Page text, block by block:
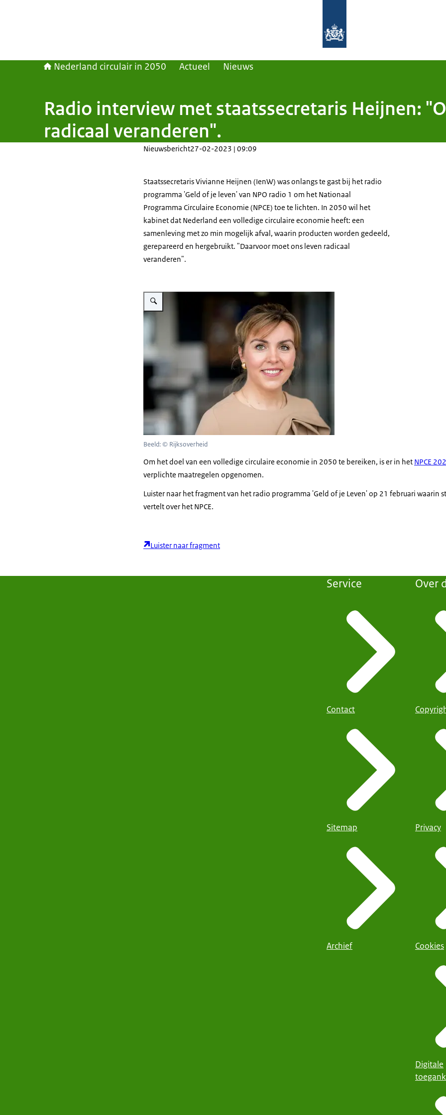
Nederland circulair in 2050 Actueel Nieuws
Radio interview met staatssecretaris Heijnen:
radicaal veranderen".
Nieuwsbericht27-02-2023 | 09:09
Staatssecretaris Vivianne Heijnen (IenW) was onlangs te gast bij het radio
programma 'Geld of je leven' van NPO radio 1 om het Nationaal
Programma Circulaire Economie (NPCE) toe te lichten. In 2050 wil het
kabinet dat Nederland een volledige circulaire economie heeft: een
samenleving met zo min mogelijk afval, waarin producten worden gedeeld,
gerepareerd en hergebruikt. "Daarvoor moet ons leven radicaal
veranderen".
Vergroot afbeelding Portretfoto staatssecretaris Vivianne Heijnen (IenW)
Beeld: © Rijksoverheid
Om het doel van een volledige circulaire economie in 2050 te bereiken, is er in het NPCE
verplichte maatregelen opgenomen.
Luister naar het fragment van het radio programma 'Geld of je Leven' op 21 februari waarin
vertelt over het NPCE.
Luister naar fragment
Service
Contact
Sitemap
Archief
Over
Privacy
Cookies
Digitale